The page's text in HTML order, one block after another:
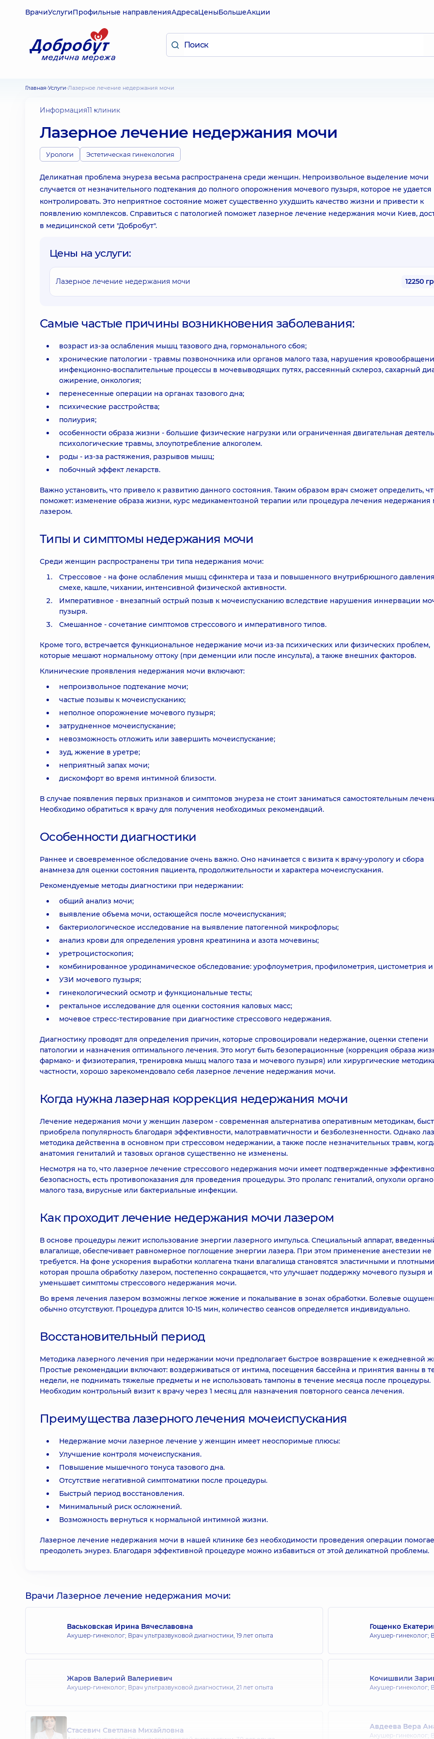
ВрачиУслугиПрофильные направленияАдресаЦеныБольшеАкции
Главная Услуги Лазерное лечение недержания мочи
Информация11 клиник
Лазерное лечение недержания мочи
Урологи Эстетическая гинекология
Деликатная проблема энуреза весьма распространена среди женщин. Непроизвольное выделение мочи
случается от незначительного подтекания до полного опорожнения мочевого пузыря, которое не удается
контролировать. Это неприятное состояние может существенно ухудшить качество жизни и привести к
появлению комплексов. Справиться с патологией поможет лазерное лечение недержания мочи Киев,
в медицинской сети "Добробут".
Цены на услуги:
Лазерное лечение недержания мочи 12250
Самые частые причины возникновения заболевания:
возраст из-за ослабления мышц тазового дна, гормонального сбоя;
хронические патологии - травмы позвоночника или органов малого таза, нарушения
инфекционно-воспалительные процессы в мочевыводящих путях, рассеянный склероз, сахарный
ожирение, онкология;
перенесенные операции на органах тазового дна;
психические расстройства;
полиурия;
особенности образа жизни - большие физические нагрузки или ограниченная двигательная
психологические травмы, злоупотребление алкоголем.
роды - из-за растяжения, разрывов мышц;
побочный эффект лекарств.
Важно установить, что привело к развитию данного состояния. Таким образом врач сможет определить,
поможет: изменение образа жизни, курс медикаментозной терапии или процедура лечения недержания
лазером.
Типы и симптомы недержания мочи
Среди женщин распространены три типа недержания мочи:
Стрессовое - на фоне ослабления мышц сфинктера и таза и повышенного внутрибрюшного
смехе, кашле, чихании, интенсивной физической активности.
Императивное - внезапный острый позыв к мочеиспусканию вследствие нарушения иннервации
пузыря.
Смешанное - сочетание симптомов стрессового и императивного типов.
Кроме того, встречается функциональное недержание мочи из-за психических или физических проблем,
которые мешают нормальному оттоку (при деменции или после инсульта), а также внешних факторов.
Клинические проявления недержания мочи включают:
непроизвольное подтекание мочи;
частые позывы к мочеиспусканию;
неполное опорожнение мочевого пузыря;
затрудненное мочеиспускание;
невозможность отложить или завершить мочеиспускание;
зуд, жжение в уретре;
неприятный запах мочи;
дискомфорт во время интимной близости.
В случае появления первых признаков и симптомов энуреза не стоит заниматься самостоятельным
Необходимо обратиться к врачу для получения необходимых рекомендаций.
Особенности диагностики
Раннее и своевременное обследование очень важно. Оно начинается с визита к врачу-урологу и сбора
анамнеза для оценки состояния пациента, продолжительности и характера мочеиспускания.
Рекомендуемые методы диагностики при недержании:
общий анализ мочи;
выявление объема мочи, остающейся после мочеиспускания;
бактериологическое исследование на выявление патогенной микрофлоры;
анализ крови для определения уровня креатинина и азота мочевины;
уретроцистоскопия;
комбинированное уродинамическое обследование: урофлоуметрия, профилометрия, цистометрия и
УЗИ мочевого пузыря;
гинекологический осмотр и функциональные тесты;
ректальное исследование для оценки состояния каловых масс;
мочевое стресс-тестирование при диагностике стрессового недержания.
Диагностику проводят для определения причин, которые спровоцировали недержание, оценки степени
патологии и назначения оптимального лечения. Это могут быть безоперационные (коррекция образа
фармако- и физиотерапия, тренировка мышц малого таза и мочевого пузыря) или хирургические
частности, хорошо зарекомендовало себя лазерное лечение недержания мочи.
Когда нужна лазерная коррекция недержания мочи
Лечение недержания мочи у женщин лазером - современная альтернатива оперативным методикам,
приобрела популярность благодаря эффективности, малотравматичности и безболезненности. Однако
методика действенна в основном при стрессовом недержании, а также после незначительных травм,
анатомия гениталий и тазовых органов существенно не изменены.
Несмотря на то, что лазерное лечение стрессового недержания мочи имеет подтвержденные
безопасность, есть противопоказания для проведения процедуры. Это пролапс гениталий, опухоли
малого таза, вирусные или бактериальные инфекции.
Как проходит лечение недержания мочи лазером
В основе процедуры лежит использование энергии лазерного импульса. Специальный аппарат,
влагалище, обеспечивает равномерное поглощение энергии лазера. При этом применение анестезии не
требуется. На фоне ускорения выработки коллагена ткани влагалища становятся эластичными и
которая прошла обработку лазером, постепенно сокращается, что улучшает поддержку мочевого пузыря и
уменьшает симптомы стрессового недержания мочи.
Во время лечения лазером возможны легкое жжение и покалывание в зонах обработки. Болевые
обычно отсутствуют. Процедура длится 10-15 мин, количество сеансов определяется индивидуально.
Восстановительный период
Методика лазерного лечения при недержании мочи предполагает быстрое возвращение к ежедневной
Простые рекомендации включают: воздерживаться от интима, посещения бассейна и принятия ванны в
недели, не поднимать тяжелые предметы и не использовать тампоны в течение месяца после процедуры.
Необходим контрольный визит к врачу через 1 месяц для назначения повторного сеанса лечения.
Преимущества лазерного лечения мочеиспускания
Недержание мочи лазерное лечение у женщин имеет неоспоримые плюсы:
Улучшение контроля мочеиспускания.
Повышение мышечного тонуса тазового дна.
Отсутствие негативной симптоматики после процедуры.
Быстрый период восстановления.
Минимальный риск осложнений.
Возможность вернуться к нормальной интимной жизни.
Лазерное лечение недержания мочи в нашей клинике без необходимости проведения операции
преодолеть энурез. Благодаря эффективной процедуре можно избавиться от этой деликатной проблемы.
Врачи Лазерное лечение недержания мочи:
Васьковская Ирина Вячеславовна
Акушер-гинеколог; Врач ультразвуковой диагностики, 19 лет опыта
Гощенко
Акушер-гинеколог;
Жаров Валерий Валериевич
Акушер-гинеколог; Врач ультразвуковой диагностики, 21 лет опыта
Кочишвили
Акушер-гинеколог;
Стасевич Светлана Михайловна Авдеева Вера
Акушер-гинеколог;